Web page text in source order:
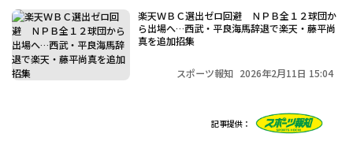
楽天ＷＢＣ選出ゼロ回避 ＮＰＢ全１２球団か
ら出場へ…西武・平良海馬辞退で楽天・藤平尚
真を追加招集
スポーツ報知 2026年2月11日 15:04
記事提供：